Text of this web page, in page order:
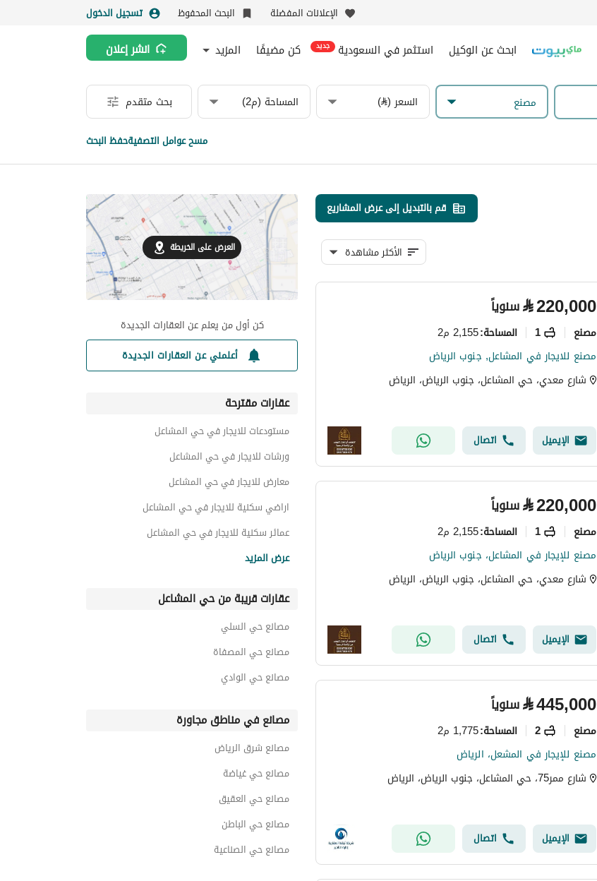
الإعلانات المفضلة البحث المحفوظ تسجيل الدخول
ابحث عن الوكيل استثمر في السعودية جديد كن مضيفًا المزيد انشر إعلان
مصنع السعر (⃁) المساحة (م2) بحث متقدم
مسح عوامل التصفيةحفظ البحث
قم بالتبديل إلى عرض المشاريع
الأكثر مشاهدة
⃁220,000 سنوياً
مصنع 1 المساحة:2,155 م2
مصنع للايجار في المشاعل, جنوب الرياض
شارع معدي، حي المشاعل، جنوب الرياض، الرياض
الإيميل اتصال
⃁220,000 سنوياً
مصنع 1 المساحة:2,155 م2
مصنع للإيجار في المشاعل، جنوب الرياض
شارع معدي، حي المشاعل، جنوب الرياض، الرياض
الإيميل اتصال
⃁445,000 سنوياً
مصنع 2 المساحة:1,775 م2
مصنع للإيجار في المشعل، الرياض
شارع ممر75، حي المشاعل، جنوب الرياض، الرياض
الإيميل اتصال
العرض على الخريطة
كن أول من يعلم عن العقارات الجديدة
أعلمني عن العقارات الجديدة
عقارات مقترحة
مستودعات للايجار في حي المشاعل
ورشات للايجار في حي المشاعل
معارض للايجار في حي المشاعل
اراضي سكنية للايجار في حي المشاعل
عمائر سكنية للايجار في حي المشاعل
عرض المزيد
عقارات قريبة من حي المشاعل
مصانع حي السلي
مصانع حي المصفاة
مصانع حي الوادي
مصانع في مناطق مجاورة
مصانع شرق الرياض
مصانع حي غياضة
مصانع حي العقيق
مصانع حي الباطن
مصانع حي الصناعية